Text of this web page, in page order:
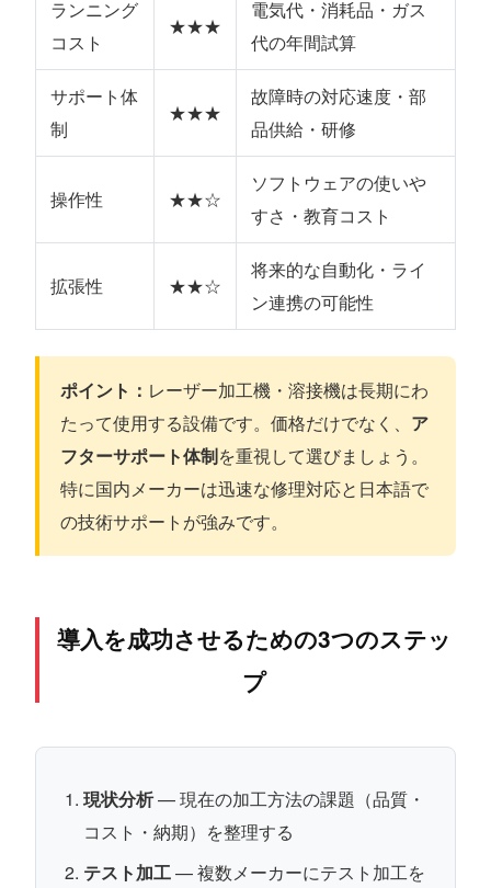
ランニング
コスト
★★★
電気代・消耗品・ガス
代の年間試算
サポート体
制
★★★
故障時の対応速度・部
品供給・研修
操作性 ★★☆
ソフトウェアの使いや
すさ・教育コスト
拡張性 ★★☆
将来的な自動化・ライ
ン連携の可能性
ポイント： レーザー加工機・溶接機は長期にわ
たって使用する設備です。価格だけでなく、 ア
フターサポート体制を重視して選びましょう。
特に国内メーカーは迅速な修理対応と日本語で
の技術サポートが強みです。
導入を成功させるための3つのステッ
プ
現状分析— 現在の加工方法の課題（品質・
コスト・納期）を整理する
テスト加工— 複数メーカーにテスト加工を